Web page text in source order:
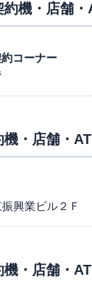
機・店舗・
コーナー
・店舗・
興業ビル２Ｆ
・店舗・